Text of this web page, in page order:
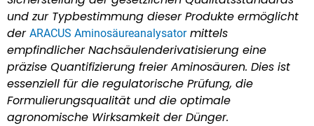
und zur Typbestimmung dieser Produkte ermöglicht
der ARACUS Aminosäureanalysatormittels
empfindlicher Nachsäulenderivatisierung eine
präzise Quantifizierung freier Aminosäuren. Dies ist
essenziell für die regulatorische Prüfung, die
Formulierungsqualität und die optimale
agronomische Wirksamkeit der Dünger.